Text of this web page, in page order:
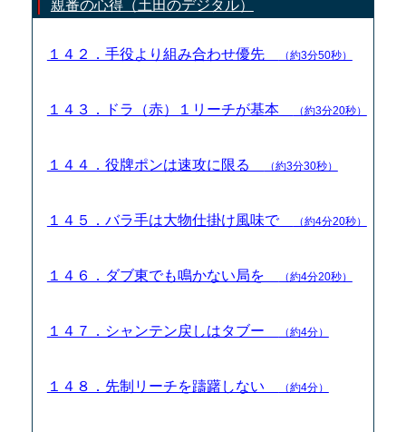
親番の心得（土田のデジタル）
１４２．手役より組み合わせ優先 （約3分50秒）
１４３．ドラ（赤）１リーチが基本 （約3分20秒）
１４４．役牌ポンは速攻に限る （約3分30秒）
１４５．バラ手は大物仕掛け風味で （約4分20秒）
１４６．ダブ東でも鳴かない局を （約4分20秒）
１４７．シャンテン戻しはタブー （約4分）
１４８．先制リーチを躊躇しない （約4分）